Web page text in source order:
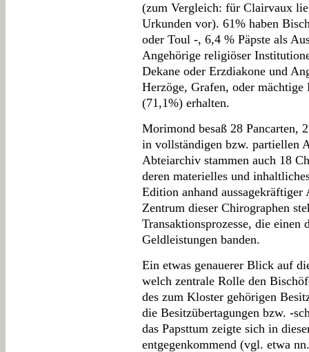
(zum Vergleich: für Clairvaux
Urkunden vor). 61% haben
oder Toul -, 6,4 % Päpste als
Angehörige religiöser
Dekane oder Erzdiakone und
Herzöge, Grafen, oder
(71,1%) erhalten.
Morimond besaß 28 Pancarten,
in vollständigen bzw. partiellen
Abteiarchiv stammen auch 18
deren materielles und
Edition anhand
Zentrum dieser Chirographen
Transaktionsprozesse, die einen
Geldleistungen banden.
Ein etwas genauerer Blick auf
welch zentrale Rolle den
des zum Kloster gehörigen
die Besitzübertagungen bzw. -
das Papsttum zeigte sich in
entgegenkommend (vgl. etwa